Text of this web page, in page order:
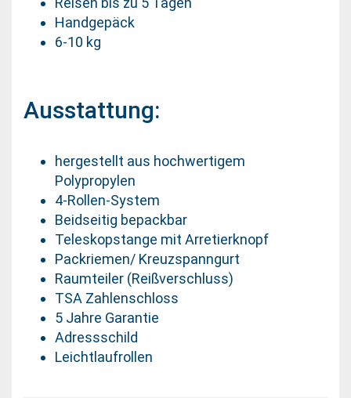
Handgepäck
6-10 kg
Ausstattung:
hergestellt aus hochwertigem
Polypropylen
4-Rollen-System
Beidseitig bepackbar
Teleskopstange mit Arretierknopf
Packriemen/ Kreuzspanngurt
Raumteiler (Reißverschluss)
TSA Zahlenschloss
5 Jahre Garantie
Adressschild
Leichtlaufrollen